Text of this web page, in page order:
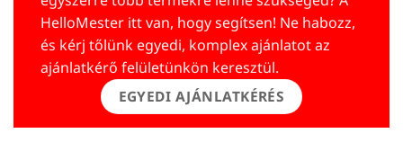
HelloMester itt van, hogy segítsen! Ne habozz,
és kérj tőlünk egyedi, komplex ajánlatot az
ajánlatkérő felületünkön keresztül.
EGYEDI AJÁNLATKÉRÉS